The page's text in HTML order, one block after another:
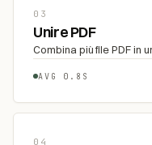
03
Unire PDF
Combina più file PDF in
AVG 0.8S
04